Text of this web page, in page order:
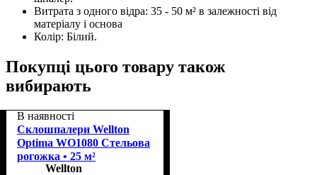
Витрата з одного відра: 35 - 50 м² в залежності від
матеріалу і основа
Колір: Білий.
Покупці цього товару також
вибирають
В наявності
Склошпалери Wellton
Optima WO1080 Стельова
рогожка • 25 м²
Wellton